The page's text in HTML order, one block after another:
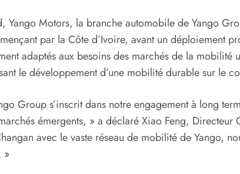
Yango Motors, la branche automobile de Yango
par la Côte d’Ivoire, avant un déploiement
adaptés aux besoins des marchés de la
le développement d’une mobilité durable sur le
Group s’inscrit dans notre engagement à long
émergents, » a déclaré Xiao Feng,
avec le vaste réseau de mobilité de Yango,
»